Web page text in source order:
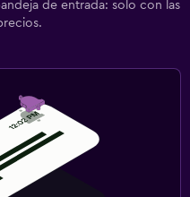
de entrada: solo con las